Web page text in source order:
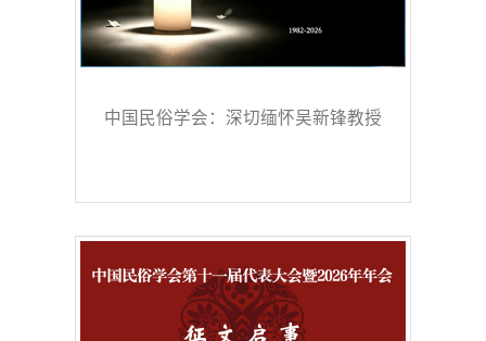
中国民俗学会：深切缅怀吴新锋教授